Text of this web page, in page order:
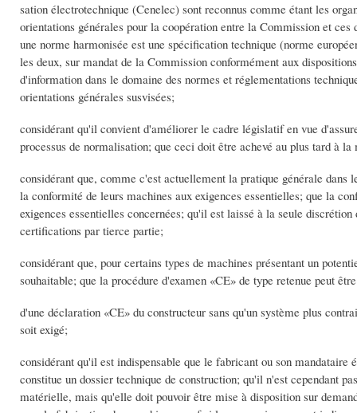
sation électrotechnique (Cenelec) sont reconnus comme étant les
orientations générales pour la coopération entre la Commission et
une norme harmonisée est une spécification technique (norme
les deux, sur mandat de la Commission conformément aux
d'information dans le domaine des normes et réglementations
orientations générales susvisées;
considérant qu'il convient d'améliorer le cadre législatif en vue
processus de normalisation; que ceci doit être achevé au plus tard à
considérant que, comme c'est actuellement la pratique générale
la conformité de leurs machines aux exigences essentielles; que la
exigences essentielles concernées; qu'il est laissé à la seule
certifications par tierce partie;
considérant que, pour certains types de machines présentant un
souhaitable; que la procédure d'examen «CE» de type retenue peut
d'une déclaration «CE» du constructeur sans qu'un système plus
soit exigé;
considérant qu'il est indispensable que le fabricant ou son
constitue un dossier technique de construction; qu'il n'est cependant
matérielle, mais qu'elle doit pouvoir être mise à disposition sur